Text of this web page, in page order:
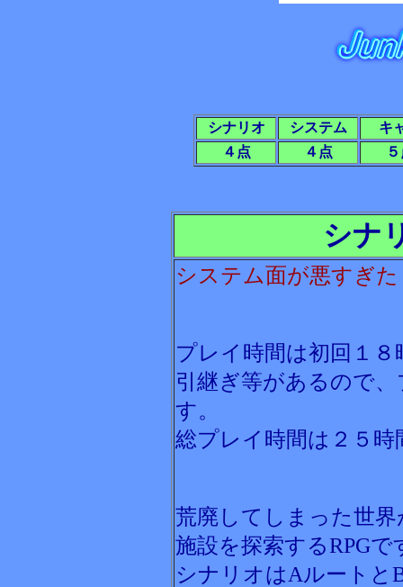
シナリオ システム
キ
４点
４点
シナ
システム面が悪すぎた
プレイ時間は初回１
引継ぎ等があるので
す。
総プレイ時間は２５時
荒廃してしまった世
施設を探索するRPGで
シナリオはAルートと